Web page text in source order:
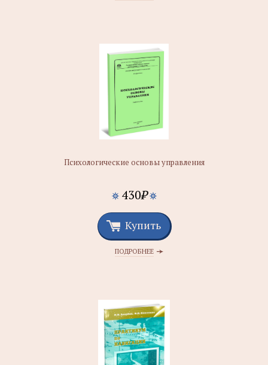
Психологические основы управления
430₽
Купить
ПОДРОБНЕЕ